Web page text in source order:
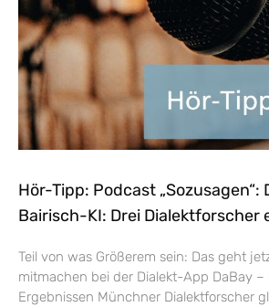
Hör-Tipp: Podcast „Sozusagen“:
Bairisch-KI: Drei Dialektforscher
Teil von was Größerem sein: Das geht
mitmachen bei der Dialekt-App DaBay
Ergebnissen Münchner Dialektforscher